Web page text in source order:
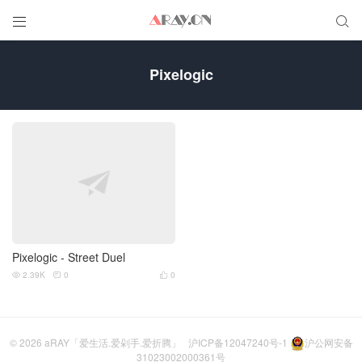
 
Pixelogic
Pixelogic - Street Duel
 0
 2.39K  0
© 2026 aRAY「爱生活.爱剁手.爱折腾」 沪ICP备12047240号-1
沪公网安备
31023002000361号